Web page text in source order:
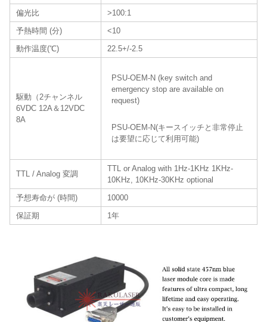
偏光比
>100:1
予熱時間 (分)
<10
動作温度(℃)
22.5+/-2.5
駆動（2チャンネル
6VDC 12A＆12VDC
8A
PSU-OEM-N (key switch and
emergency stop are available on
request)
PSU-OEM-N(キースイッチと非常停止
は要望に応じて利用可能)
TTL / Analog 変調
TTL or Analog with 1Hz-1KHz 1KHz-
10KHz, 10KHz-30KHz optional
予想寿命が (時間)
10000
保証期
1年